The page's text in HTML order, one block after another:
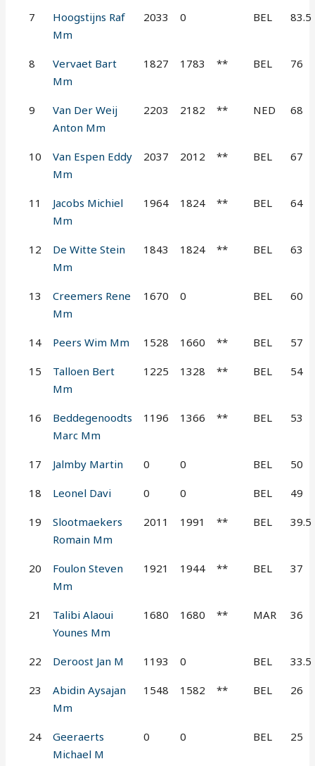
7
Hoogstijns Raf
Mm
2033 0 BEL 83.5
8
Vervaet Bart
Mm
1827 1783 ** BEL 76
9
Van Der Weij
Anton Mm
2203 2182 ** NED 68
10
Van Espen Eddy
Mm
2037 2012 ** BEL 67
11
Jacobs Michiel
Mm
1964 1824 ** BEL 64
12
De Witte Stein
Mm
1843 1824 ** BEL 63
13
Creemers Rene
Mm
1670 0 BEL 60
14 Peers Wim Mm 1528 1660 ** BEL 57
15
Talloen Bert
Mm
1225 1328 ** BEL 54
16
Beddegenoodts
Marc Mm
1196 1366 ** BEL 53
17 Jalmby Martin 0 0 BEL 50
18 Leonel Davi 0 0 BEL 49
19
Slootmaekers
Romain Mm
2011 1991 ** BEL 39.5
20
Foulon Steven
Mm
1921 1944 ** BEL 37
21
Talibi Alaoui
Younes Mm
1680 1680 ** MAR 36
22 Deroost Jan M 1193 0 BEL 33.5
23
Abidin Aysajan
Mm
1548 1582 ** BEL 26
24
Geeraerts
Michael M
0 0 BEL 25